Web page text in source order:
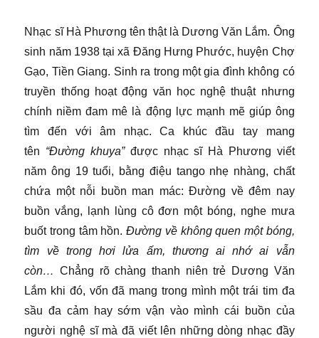
Nhạc sĩ Hà Phương tên thật là Dương Văn Lắm. Ông
sinh năm 1938 tại xã Đăng Hưng Phước, huyện Chợ
Gạo, Tiền Giang. Sinh ra trong một gia đình không có
truyền thống hoạt động văn học nghệ thuật nhưng
chính niềm đam mê là động lực mạnh mẽ giúp ông
tìm đến với âm nhạc. Ca khúc đầu tay mang
tên “Đường khuya”được nhạc sĩ Hà Phương viết
năm ông 19 tuổi, bằng điệu tango nhẹ nhàng, chất
chứa một nỗi buồn man mác: Đường về đêm nay
buồn vắng, lạnh lùng cô đơn một bóng, nghe mưa
buốt trong tâm hồn.Đường về không quen một bóng,
tìm về trong hơi lửa ấm, thương ai nhớ ai vẫn
còn… Chẳng rõ chàng thanh niên trẻ Dương Văn
Lắm khi đó, vốn đã mang trong mình một trái tim đa
sầu đa cảm hay sớm vận vào mình cái buồn của
người nghệ sĩ mà đã viết lên những dòng nhạc đầy